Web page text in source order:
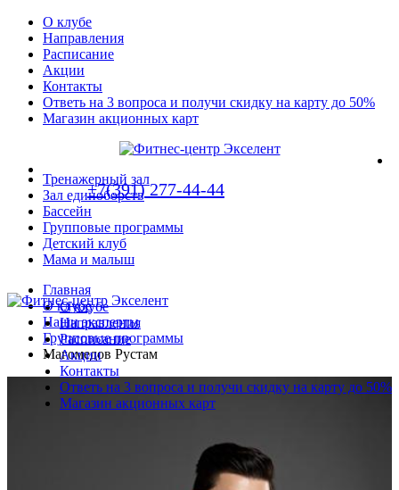
О клубе
Направления
Расписание
Акции
Контакты
Ответь на 3 вопроса и получи скидку на карту до 50%
Магазин акционных карт
+7(391) 277-44-44
Тренажерный зал
Зал единоборств
Бассейн
Групповые программы
Детский клуб
Мама и малыш
О клубе
Направления
Расписание
Акции
Контакты
Ответь на 3 вопроса и получи скидку на карту до 50%
Магазин акционных карт
Главная
О клубе
Наши эксперты
Групповые программы
Магомедов Рустам